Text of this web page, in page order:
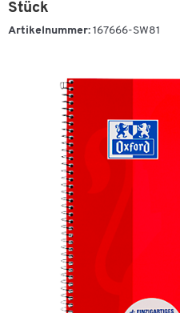
Stück
Artikelnummer: 167666-SW81